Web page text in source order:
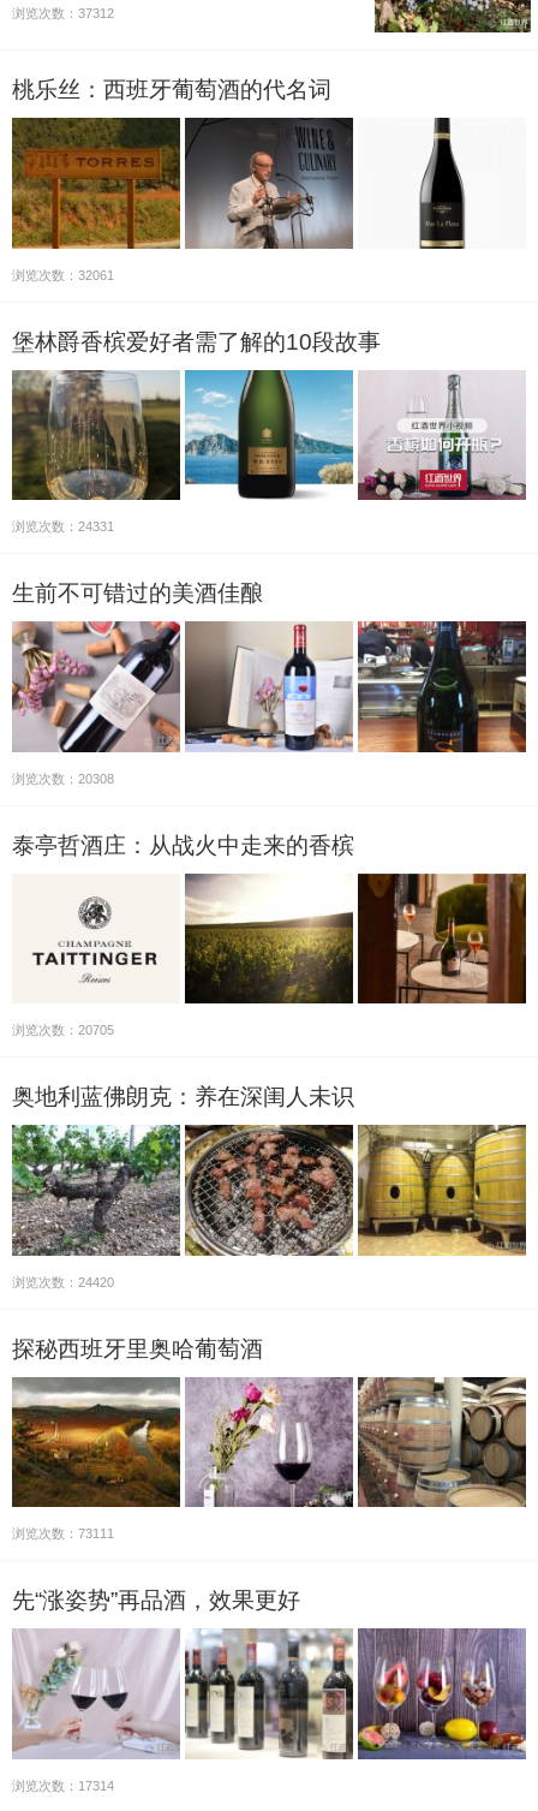
我们这些爱酒的凡夫俗子来说，赤霞珠有赤霞珠的风
情，梅洛有梅洛的韵味，舍弃哪一个似乎都令人难以抉
浏览次数：37312
桃乐丝：西班牙葡萄酒的代名词
浏览次数：32061
堡林爵香槟爱好者需了解的10段故事
浏览次数：24331
生前不可错过的美酒佳酿
浏览次数：20308
泰亭哲酒庄：从战火中走来的香槟
浏览次数：20705
奥地利蓝佛朗克：养在深闺人未识
浏览次数：24420
探秘西班牙里奥哈葡萄酒
浏览次数：73111
先“涨姿势”再品酒，效果更好
浏览次数：17314